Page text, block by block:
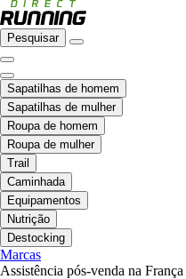
Pesquisar
Sapatilhas de homem
Sapatilhas de mulher
Roupa de homem
Roupa de mulher
Trail
Caminhada
Equipamentos
Nutrição
Destocking
Marcas
Assistência pós-venda na França